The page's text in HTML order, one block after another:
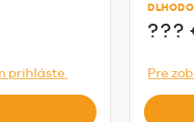
prihláste.
???
Pre